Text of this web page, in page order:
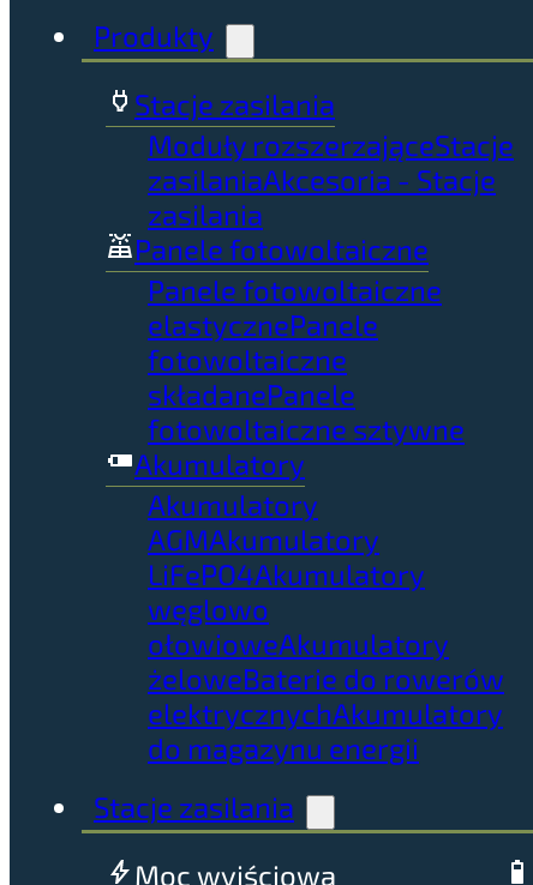
Produkty
Stacje zasilania
Moduły rozszerzająceStacje
zasilaniaAkcesoria - Stacje
zasilania
Panele fotowoltaiczne
Panele fotowoltaiczne
elastycznePanele
fotowoltaiczne
składanePanele
fotowoltaiczne sztywne
Akumulatory
Akumulatory
AGMAkumulatory
LiFePO4Akumulatory
węglowo
ołowioweAkumulatory
żeloweBaterie do rowerów
elektrycznychAkumulatory
do magazynu energii
Stacje zasilania
Moc wyjściowa